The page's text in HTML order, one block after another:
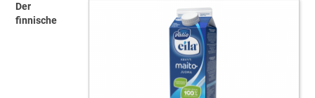
Der
finnische